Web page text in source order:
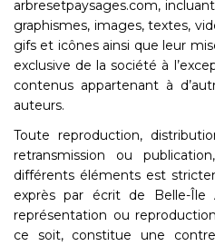
arbresetpaysages.com,
graphismes, images, textes,
gifs et icônes ainsi que leur
exclusive de la société à
contenus appartenant à
auteurs.
Toute reproduction,
retransmission ou
différents éléments est
exprès par écrit de Belle-Île
représentation ou
ce soit, constitue une